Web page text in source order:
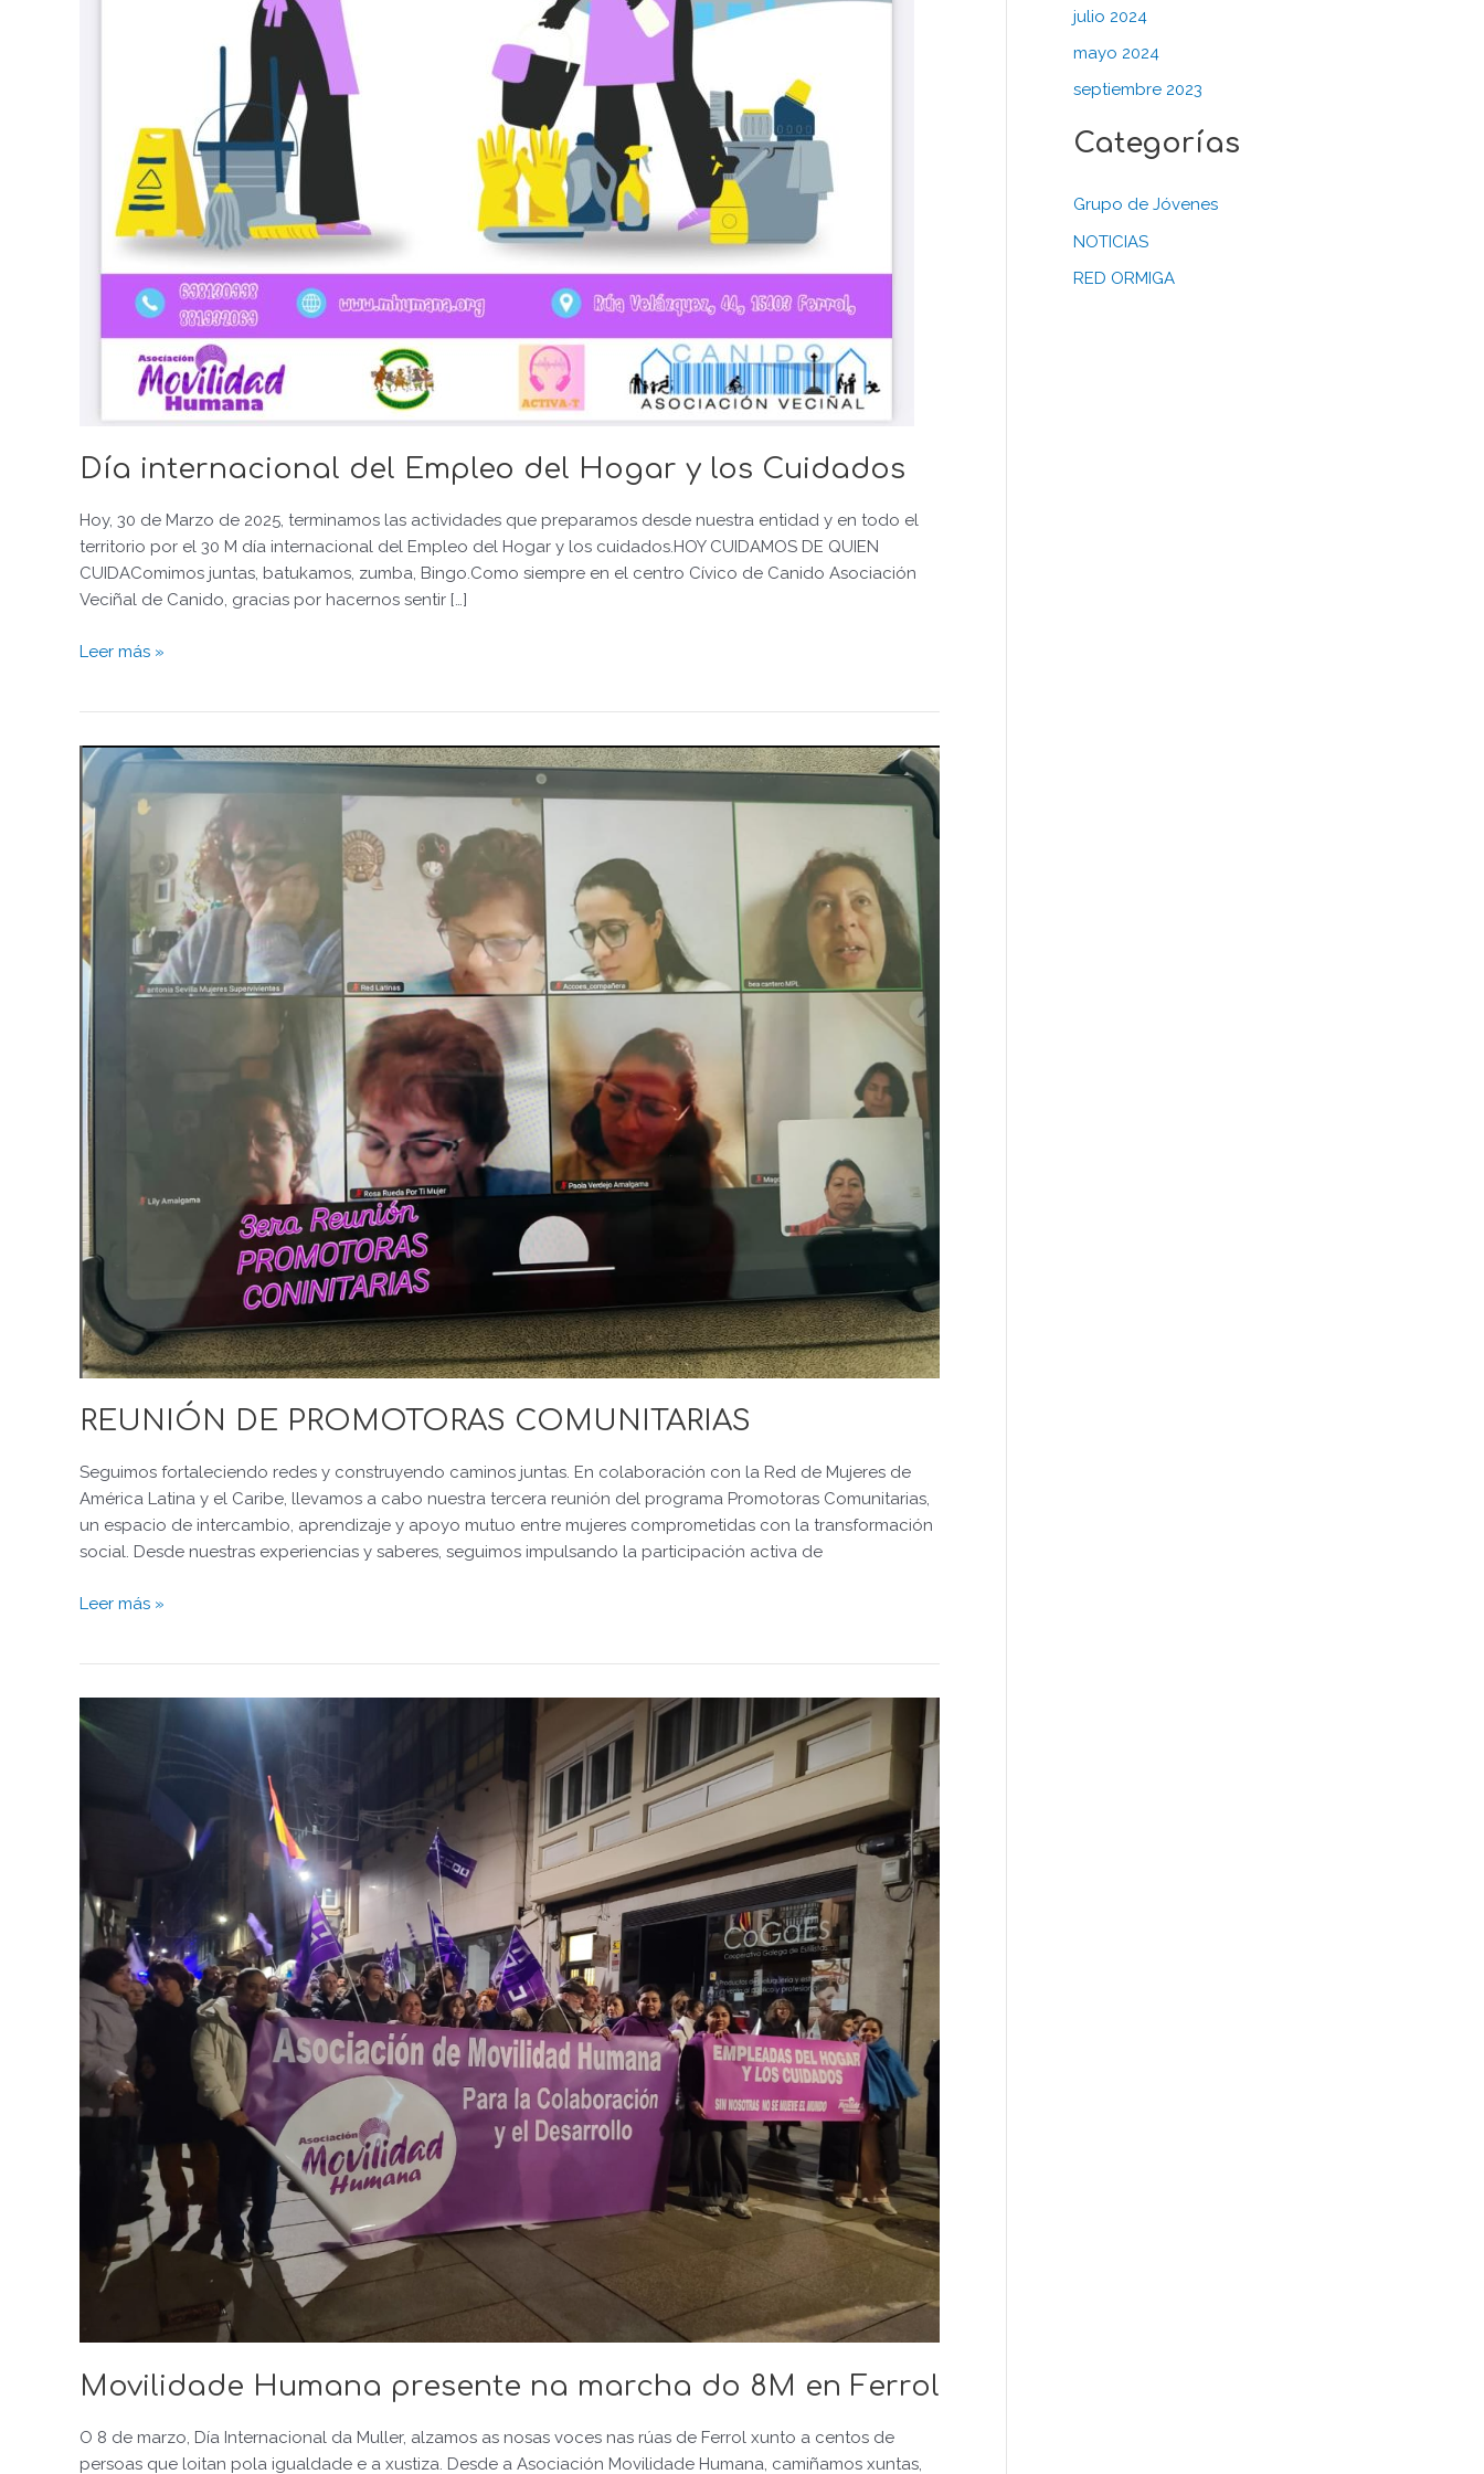
Día internacional del Empleo del Hogar y los Cuidados
Hoy, 30 de Marzo de 2025, terminamos las actividades que preparamos desde nuestra entidad y en todo el
territorio por el 30 M día internacional del Empleo del Hogar y los cuidados.HOY CUIDAMOS DE QUIEN
CUIDAComimos juntas, batukamos, zumba, Bingo.Como siempre en el centro Cívico de Canido Asociación
Veciñal de Canido, gracias por hacernos sentir […]
Leer más »
REUNIÓN DE PROMOTORAS COMUNITARIAS
Seguimos fortaleciendo redes y construyendo caminos juntas. En colaboración con la Red de Mujeres de
América Latina y el Caribe, llevamos a cabo nuestra tercera reunión del programa Promotoras Comunitarias,
un espacio de intercambio, aprendizaje y apoyo mutuo entre mujeres comprometidas con la transformación
social. Desde nuestras experiencias y saberes, seguimos impulsando la participación activa de
REUNIÓN
DE
PROMOTORAS
COMUNITARIAS
Leer más »
Movilidade Humana presente na marcha do 8M en Ferrol
O 8 de marzo, Día Internacional da Muller, alzamos as nosas voces nas rúas de Ferrol xunto a centos de
persoas que loitan pola igualdade e a xustiza. Desde a Asociación Movilidade Humana, camiñamos xuntas,
Humana
en
Ferrol
julio 2024
mayo 2024
septiembre 2023
Categorías
Grupo de Jóvenes
NOTICIAS
RED ORMIGA